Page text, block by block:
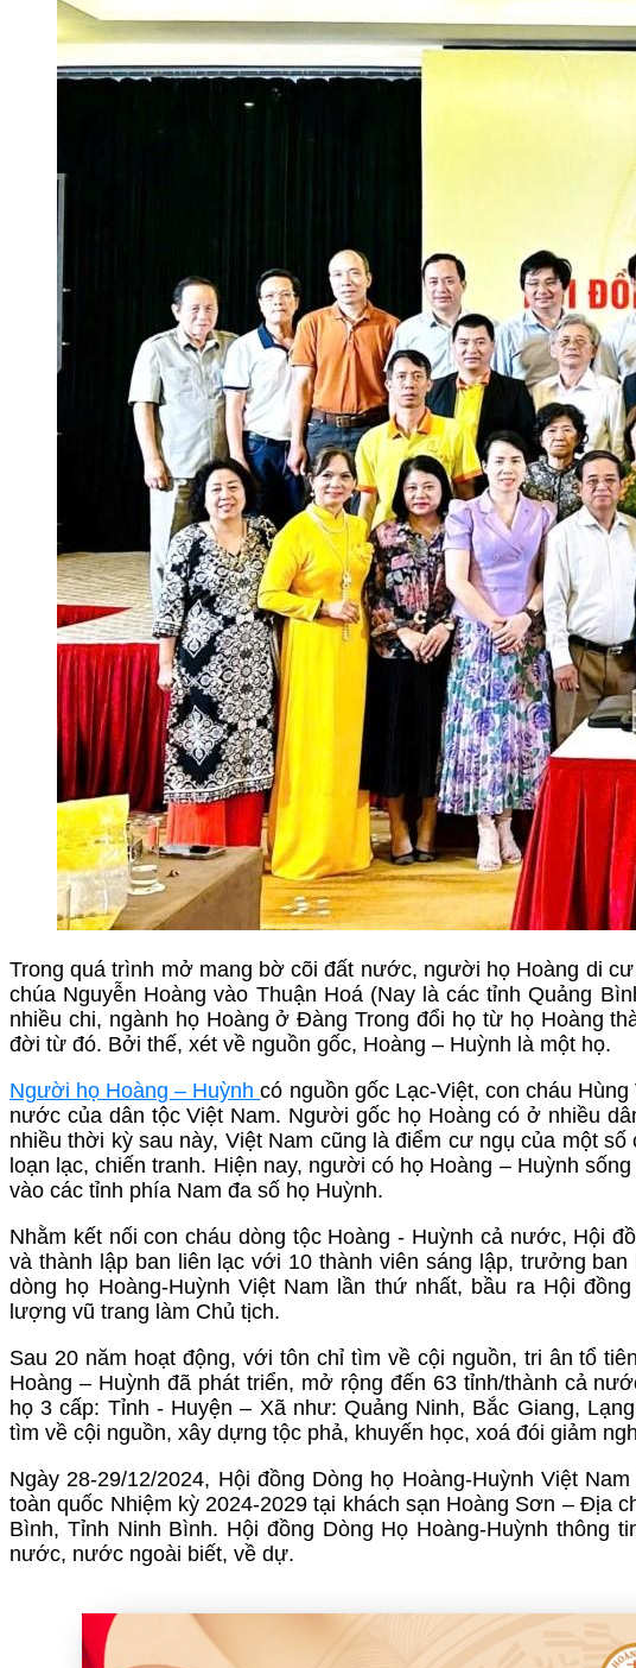
Trong quá trình mở mang bờ cõi đất nước, người họ Hoàng di
chúa Nguyễn Hoàng vào Thuận Hoá (Nay là các tỉnh Quảng
nhiều chi, ngành họ Hoàng ở Đàng Trong đổi họ từ họ Hoàng
đời từ đó. Bởi thế, xét về nguồn gốc, Hoàng – Huỳnh là một họ.
Người họ Hoàng – Huỳnhcó nguồn gốc Lạc-Việt, con cháu
nước của dân tộc Việt Nam. Người gốc họ Hoàng có ở nhiều
nhiều thời kỳ sau này, Việt Nam cũng là điểm cư ngụ của một
loạn lạc, chiến tranh. Hiện nay, người có họ Hoàng – Huỳnh
vào các tỉnh phía Nam đa số họ Huỳnh.
Nhằm kết nối con cháu dòng tộc Hoàng - Huỳnh cả nước, Hội
và thành lập ban liên lạc với 10 thành viên sáng lập, trưởng
dòng họ Hoàng-Huỳnh Việt Nam lần thứ nhất, bầu ra Hội
lượng vũ trang làm Chủ tịch.
Sau 20 năm hoạt động, với tôn chỉ tìm về cội nguồn, tri ân tổ
Hoàng – Huỳnh đã phát triển, mở rộng đến 63 tỉnh/thành cả
họ 3 cấp: Tỉnh - Huyện – Xã như: Quảng Ninh, Bắc Giang,
tìm về cội nguồn, xây dựng tộc phả, khuyến học, xoá đói giảm
Ngày 28-29/12/2024, Hội đồng Dòng họ Hoàng-Huỳnh Việt
toàn quốc Nhiệm kỳ 2024-2029 tại khách sạn Hoàng Sơn – Địa
Bình, Tỉnh Ninh Bình. Hội đồng Dòng Họ Hoàng-Huỳnh thông
nước, nước ngoài biết, về dự.